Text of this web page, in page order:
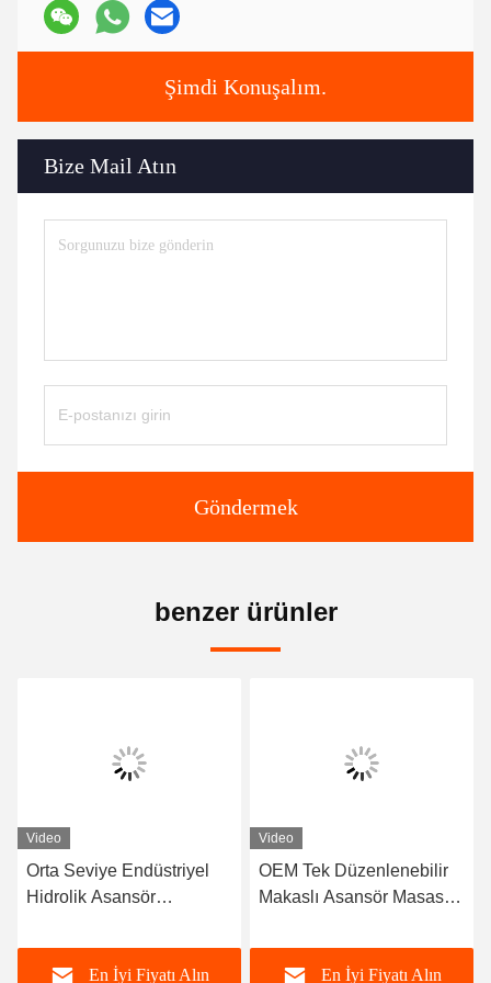
Şimdi Konuşalım.
Bize Mail Atın
Göndermek
benzer ürünler
Video
Orta Seviye Endüstriyel
Hidrolik Asansör
1,5 tonluk manuel masa
asansörüEn İyi Fiyatı Alın
Video
OEM Tek Düzenlenebilir
Makaslı Asansör Masası,
Platformu 1000kg Hidrolik
makaslı asansör arabası
En İyi Fiyatı Alın